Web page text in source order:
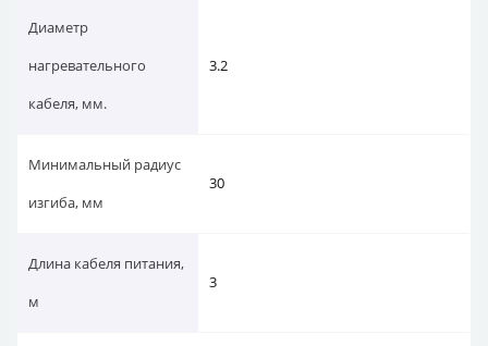
Диаметр
нагревательного
кабеля, мм.
3.2
Минимальный радиус
изгиба, мм
30
Длина кабеля питания,
м
3